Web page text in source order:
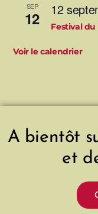
SEP
12 12
Festival du
Voir le calendrier
A bientôt
et